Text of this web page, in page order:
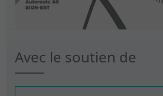
Avec le soutien de